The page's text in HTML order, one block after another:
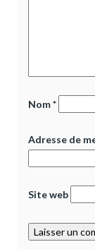
Nom*
Adresse de
Site web